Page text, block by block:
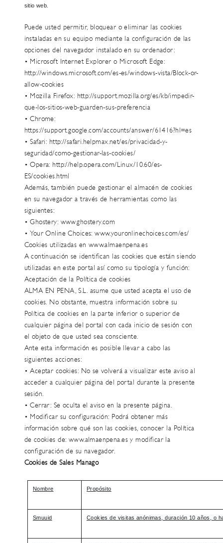
sitio web.
Puede usted permitir, bloquear o eliminar las cookies
instaladas en su equipo mediante la configuración de las
opciones del navegador instalado en su ordenador:
• Microsoft Internet Explorer o Microsoft Edge:
http://windows.microsoft.com/es-es/windows-vista/Block-or-
allow-cookies
• Mozilla Firefox: http://support.mozilla.org/es/kb/impedir-
que-los-sitios-web-guarden-sus-preferencia
• Chrome:
https://support.google.com/accounts/answer/61416?hl=es
• Safari: http://safari.helpmax.net/es/privacidad-y-
seguridad/como-gestionar-las-cookies/
• Opera: http://help.opera.com/Linux/10.60/es-
ES/cookies.html
Además, también puede gestionar el almacén de cookies
en su navegador a través de herramientas como las
siguientes:
• Ghostery: www.ghostery.com
• Your Online Choices: www.youronlinechoices.com/es/
Cookies utilizadas en www.almaenpena.es
A continuación se identifican las cookies que están siendo
utilizadas en este portal así como su tipología y función:
Aceptación de la Política de cookies
ALMA EN PENA, S.L. asume que usted acepta el uso de
cookies. No obstante, muestra información sobre su
Política de cookies en la parte inferior o superior de
cualquier página del portal con cada inicio de sesión con
el objeto de que usted sea consciente.
Ante esta información es posible llevar a cabo las
siguientes acciones:
• Aceptar cookies: No se volverá a visualizar este aviso al
acceder a cualquier página del portal durante la presente
sesión.
• Cerrar: Se oculta el aviso en la presente página.
• Modificar su configuración: Podrá obtener más
información sobre qué son las cookies, conocer la Política
de cookies de: www.almaenpena.es y modificar la
configuración de su navegador.
Cookies de Sales Manago
Nombre Propósito
Smuuid Cookies de visitas anónimas, duración 10 años, o